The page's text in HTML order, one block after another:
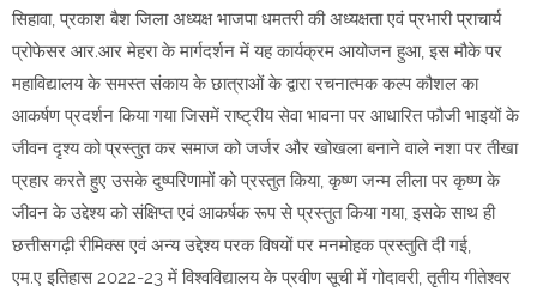
सिहावा, प्रकाश बैश जिला अध्यक्ष भाजपा धमतरी की अध्यक्षता एवं प्रभारी प्राचार्य
प्रोफेसर आर.आर मेहरा के मार्गदर्शन में यह कार्यक्रम आयोजन हुआ, इस मौके पर
महाविद्यालय के समस्त संकाय के छात्राओं के द्वारा रचनात्मक कल्प कौशल का
आकर्षण प्रदर्शन किया गया जिसमें राष्ट्रीय सेवा भावना पर आधारित फौजी भाइयों के
जीवन दृश्य को प्रस्तुत कर समाज को जर्जर और खोखला बनाने वाले नशा पर तीखा
प्रहार करते हुए उसके दुष्परिणामों को प्रस्तुत किया, कृष्ण जन्म लीला पर कृष्ण के
जीवन के उद्देश्य को संक्षिप्त एवं आकर्षक रूप से प्रस्तुत किया गया, इसके साथ ही
छत्तीसगढ़ी रीमिक्स एवं अन्य उद्देश्य परक विषयों पर मनमोहक प्रस्तुति दी गई,
एम.ए इतिहास 2022-23 में विश्वविद्यालय के प्रवीण सूची में गोदावरी, तृतीय गीतेश्वर